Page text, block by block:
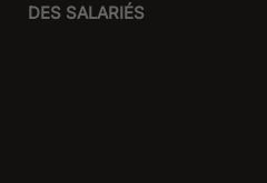
DES SALARIÉS